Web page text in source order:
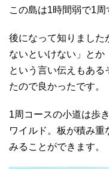
この島は1時間弱で1周
後になって知りました
ないといけない」とか
という言い伝えもある
たので良かったです。
1周コースの小道は歩
ワイルド。板が積み重
みることができます。